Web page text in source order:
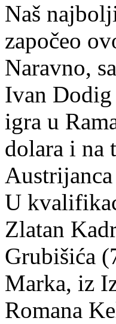
Naš
započeo
Naravno,
Ivan Dodig
igra u
dolara i
U
Zlatan
Grubišića
Marka, iz
Romana